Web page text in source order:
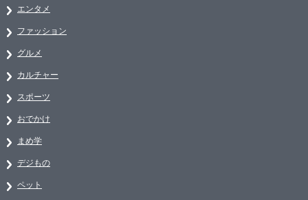
エンタメ
ファッション
グルメ
カルチャー
スポーツ
おでかけ
まめ学
デジもの
ペット